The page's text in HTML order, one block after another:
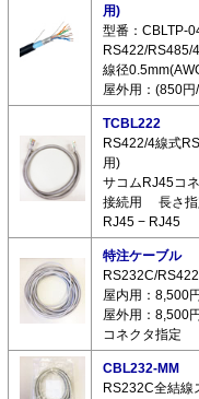
用)
型番：CBLTP-
RS422/RS485/
線径
屋外用：(850円
TCBL222
RS422/4線式
用)
サコムRJ45コ
接続用 長さ指
RJ45 − RJ45
特注ケーブル
RS232C/
屋内用：8,500
屋外用：8,500
コネクタ指定
CBL232-MM
RS232C全結